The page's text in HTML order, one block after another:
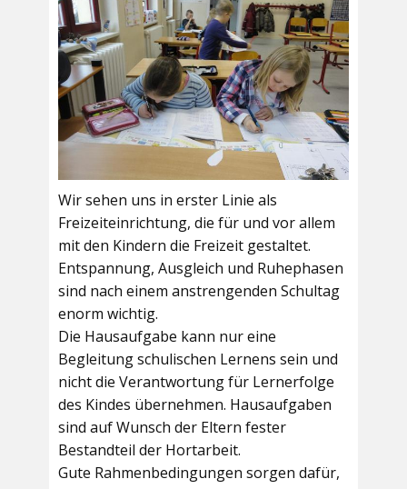
Wir sehen uns in erster Linie als
Freizeiteinrichtung, die für und vor allem
mit den Kindern die Freizeit gestaltet.
Entspannung, Ausgleich und Ruhephasen
sind nach einem anstrengenden Schultag
enorm wichtig.
Die Hausaufgabe kann nur eine
Begleitung schulischen Lernens sein und
nicht die Verantwortung für Lernerfolge
des Kindes übernehmen. Hausaufgaben
sind auf Wunsch der Eltern fester
Bestandteil der Hortarbeit.
Gute Rahmenbedingungen sorgen dafür,